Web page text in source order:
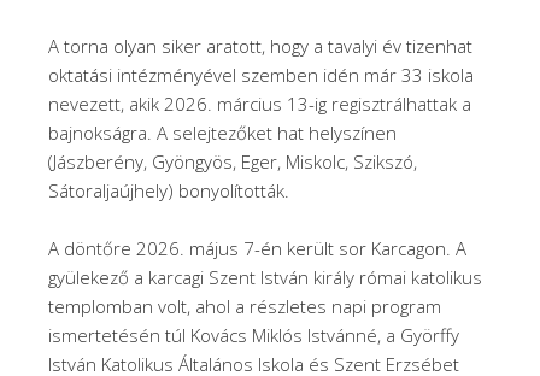
A torna olyan siker aratott, hogy a tavalyi év tizenhat
oktatási intézményével szemben idén már 33 iskola
nevezett, akik 2026. március 13-ig regisztrálhattak a
bajnokságra. A selejtezőket hat helyszínen
(Jászberény, Gyöngyös, Eger, Miskolc, Szikszó,
Sátoraljaújhely) bonyolították.
A döntőre 2026. május 7-én került sor Karcagon. A
gyülekező a karcagi Szent István király római katolikus
templomban volt, ahol a részletes napi program
ismertetésén túl Kovács Miklós Istvánné, a Györffy
István Katolikus Általános Iskola és Szent Erzsébet